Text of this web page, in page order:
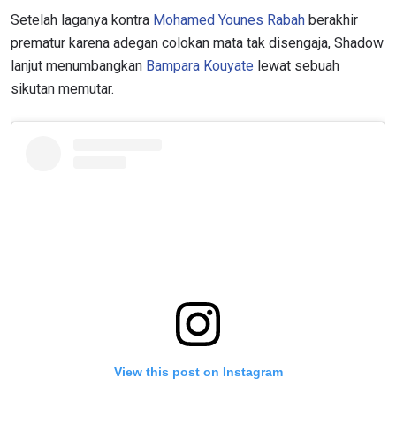
Setelah laganya kontra Mohamed Younes Rabah berakhir
prematur karena adegan colokan mata tak disengaja, Shadow
lanjut menumbangkan Bampara Kouyate lewat sebuah
sikutan memutar.
View this post on Instagram